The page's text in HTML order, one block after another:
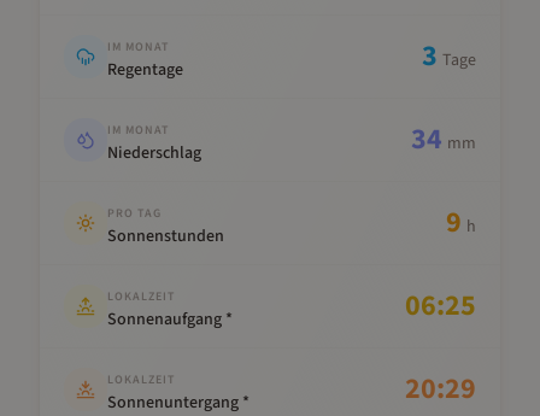
IM MONAT
Regentage 3 Tage
IM MONAT
Niederschlag 34 mm
PRO TAG
Sonnenstunden 9 h
LOKALZEIT
Sonnenaufgang * 06:25
LOKALZEIT
Sonnenuntergang * 20:29